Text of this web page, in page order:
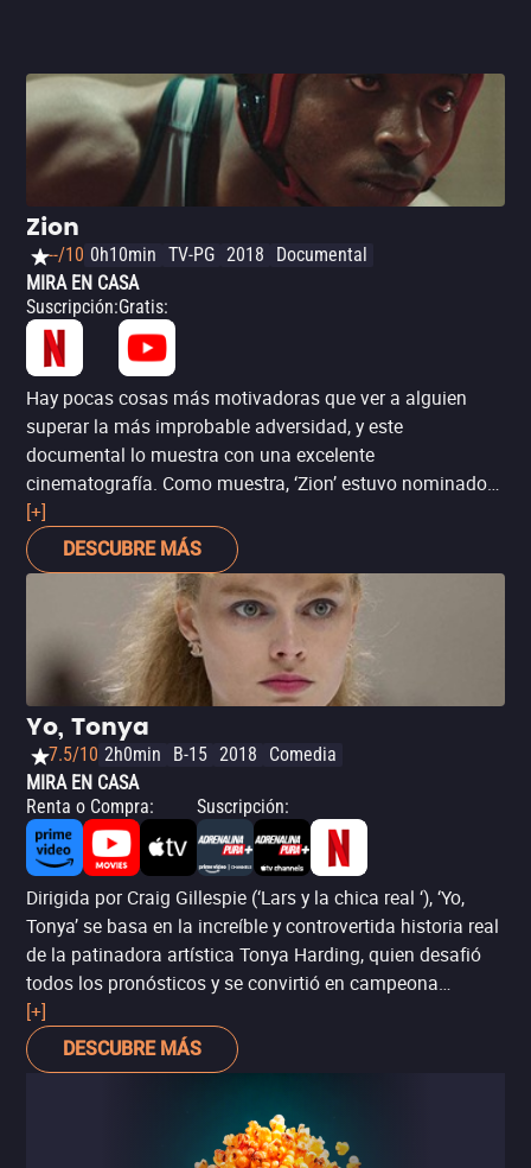
Zion
--/10 0h10min TV-PG 2018
Documental
MIRA EN CASA
Suscripción:Gratis:
Hay pocas cosas más motivadoras que ver a alguien
superar la más improbable adversidad, y este
documental lo muestra con una excelente
cinematografía. Como muestra, ‘Zion’ estuvo nominado
al Premio del Jurado en Sundance y ganó otros cuatro
galardones.
[+]
DESCUBRE MÁS
Yo, Tonya
7.5/10 2h0min B-15 2018
Comedia
MIRA EN CASA
Renta o Compra: Suscripción:
Dirigida por Craig Gillespie (‘Lars y la chica real ‘), ‘Yo,
Tonya’ se basa en la increíble y controvertida historia real
de la patinadora artística Tonya Harding, quien desafió
todos los pronósticos y se convirtió en campeona
nacional de su disciplina, hizo historia como la primera
mujer que logró ejecutar exitosamente un salto triple axel
en competencia, y avanzó hasta convertirse en una
legado derrumbarse por los nexos a la conspiración de
su exesposo para atacar a la patinadora rival, Nancy
[+]
DESCUBRE MÁS